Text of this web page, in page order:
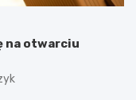
na otwarciu